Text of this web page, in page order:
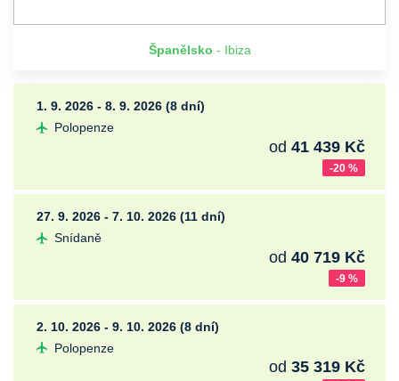
Španělsko - Ibiza
1. 9. 2026 - 8. 9. 2026 (8 dní)
-20 %
Polopenze
od 41 439 Kč
27. 9. 2026 - 7. 10. 2026 (11 dní)
-9 %
Snídaně
od 40 719 Kč
2. 10. 2026 - 9. 10. 2026 (8 dní)
Polopenze
od 35 319 Kč